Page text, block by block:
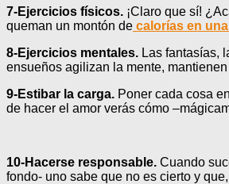
7-Ejercicios físicos. ¡Claro que sí!
queman un montón de calorías en
8-Ejercicios mentales. Las fantasías,
ensueños agilizan la mente,
9-Estibar la carga. Poner cada cosa
de hacer el amor verás cómo
10-Hacerse responsable. Cuando
fondo- uno sabe que no es cierto y